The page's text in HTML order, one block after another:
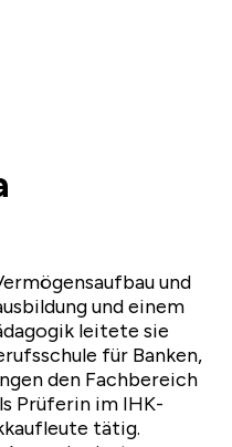
und
und einem
leitete sie
für Banken,
den Fachbereich
Prüferin im IHK-
tätig.